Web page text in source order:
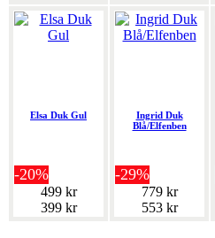
Elsa Duk Gul
-20%
499 kr
399 kr
Ingrid Duk
Blå/Elfenben
-29%
779 kr
553 kr